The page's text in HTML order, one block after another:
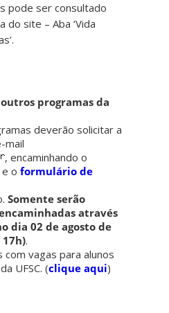
pode ser consultado
do site – Aba ‘Vida
programas da
deverão solicitar a
mail
, encaminhando o
e oformulário de
Somente serão
através
dia 02 de agosto de
17h).
com vagas para alunos
UFSC. (clique aqui)